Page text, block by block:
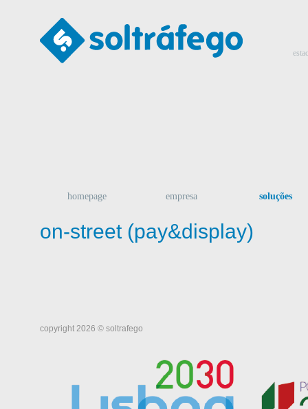
homepage empresa soluções
on-street (pay&display)
copyright 2026 © soltrafego